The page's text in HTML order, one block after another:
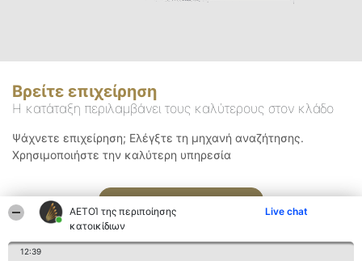
ΑΕΤΟΊ της περιποίησης
κατοικίδιων
Live chat
12:39
Βρείτε επιχείρηση
Η κατάταξη περιλαμβάνει τους καλύτερους στον κλάδο
Ψάχνετε επιχείρηση; Ελέγξτε τη μηχανή αναζήτησης.
Χρησιμοποιήστε την καλύτερη υπηρεσία
Αναζήτηση